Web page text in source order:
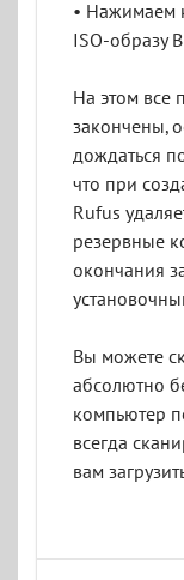
• Нажимаем
ISO-образу
На этом все
закончены,
дождаться
что при
Rufus
резервные
окончания
Вы можете
абсолютно
компьютер
всегда
вам